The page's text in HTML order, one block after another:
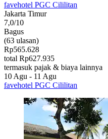
favehotel PGC Cililitan
Jakarta Timur
7,0/10
Bagus
(63 ulasan)
Rp565.628
total Rp627.935
termasuk pajak & biaya lainnya
10 Agu - 11 Agu
favehotel PGC Cililitan